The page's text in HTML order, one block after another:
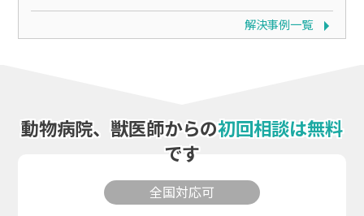
解決事例一覧
動物病院、獣医師からの初回相談は無料
です
全国対応可